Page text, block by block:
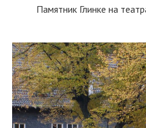
Памятник Глинке на